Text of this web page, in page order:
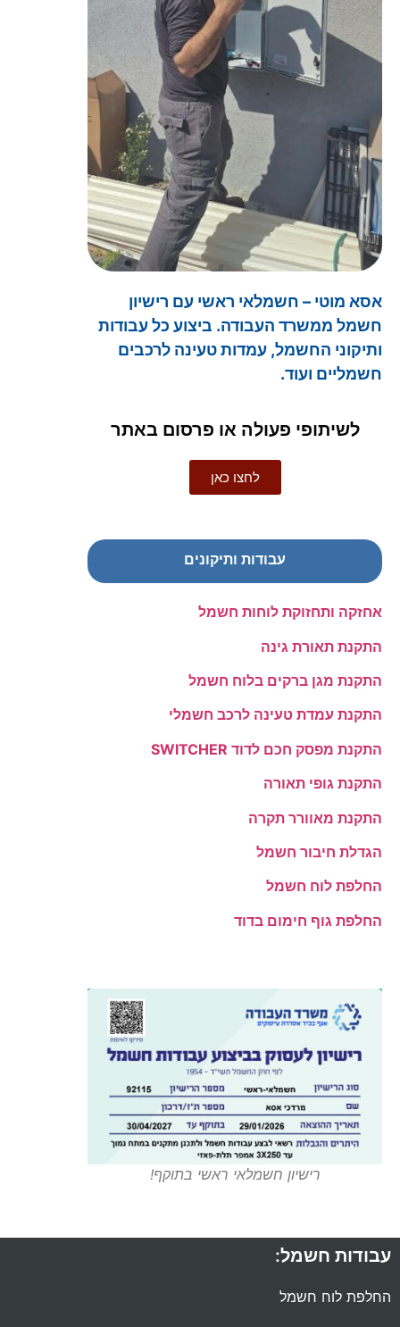
אסא מוטי – חשמלאי ראשי עם רישיון
חשמל ממשרד העבודה. ביצוע כל עבודות
ותיקוני החשמל, עמדות טעינה לרכבים
חשמליים ועוד.
לשיתופי פעולה או פרסום באתר
לחצו כאן
עבודות ותיקונים
אחזקה ותחזוקת לוחות חשמל
התקנת תאורת גינה
התקנת מגן ברקים בלוח חשמל
התקנת עמדת טעינה לרכב חשמלי
התקנת מפסק חכם לדוד SWITCHER
התקנת גופי תאורה
התקנת מאוורר תקרה
הגדלת חיבור חשמל
החלפת לוח חשמל
החלפת גוף חימום בדוד
רישיון חשמלאי ראשי בתוקף!
עבודות חשמל:
החלפת לוח חשמל